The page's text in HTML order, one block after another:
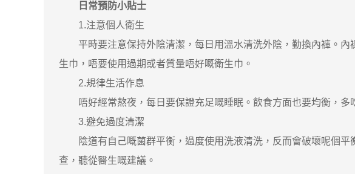
日常預防小貼士
1.注意個人衛生
平時要注意保持外陰清潔，每日用溫水清洗外陰，勤換內褲。內
生巾，唔要使用過期或者質量唔好嘅衛生巾。
2.規律生活作息
唔好經常熬夜，每日要保證充足嘅睡眠。飲食方面也要均衡，多
3.避免過度清潔
陰道有自己嘅菌群平衡，過度使用洗液清洗，反而會破壞呢個平
查，聽從醫生嘅建議。